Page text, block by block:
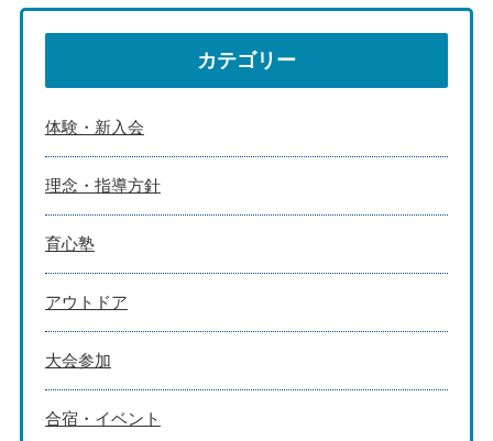
カテゴリー
体験・新入会
理念・指導方針
育心塾
アウトドア
大会参加
合宿・イベント